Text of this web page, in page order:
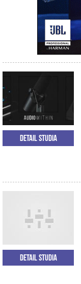
Detail studia
Detail studia